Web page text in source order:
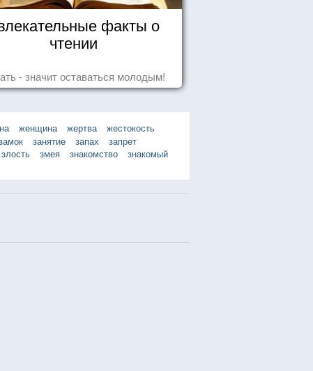
факты о
чтении
- значит оставаться молодым!
женщина жертва
жестокость
занятие запах
запрет
злость змея знакомство
знакомый